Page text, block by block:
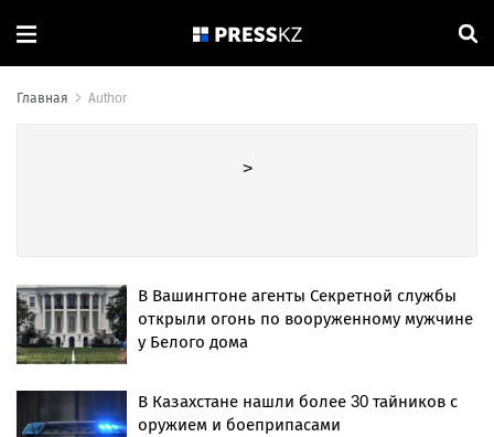
Главная Author
>
В Вашингтоне агенты Секретной службы
открыли огонь по вооруженному мужчине
у Белого дома
В Казахстане нашли более 30 тайников с
оружием и боеприпасами